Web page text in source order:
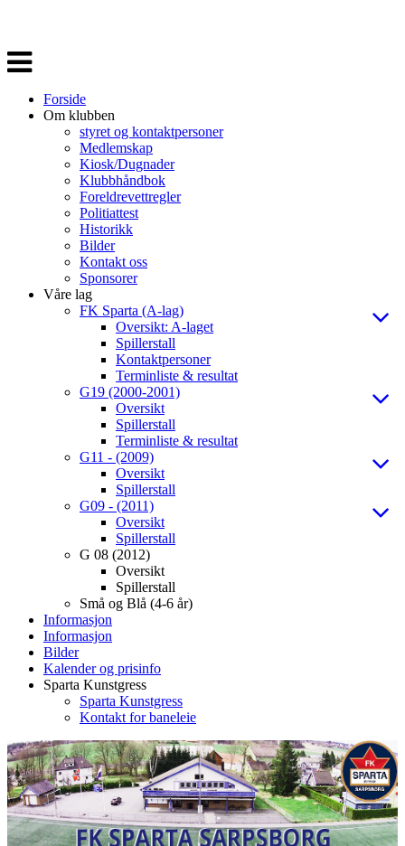
Veksle
navigasjon
Forside
Om klubben
styret og kontaktpersoner
Medlemskap
Kiosk/Dugnader
Klubbhåndbok
Foreldrevettregler
Politiattest
Historikk
Bilder
Kontakt oss
Sponsorer
Våre lag
FK Sparta (A-lag)
Oversikt: A-laget
Spillerstall
Kontaktpersoner
Terminliste & resultat
G19 (2000-2001)
Oversikt
Spillerstall
Terminliste & resultat
G11 - (2009)
Oversikt
Spillerstall
G09 - (2011)
Oversikt
Spillerstall
G 08 (2012)
Oversikt
Spillerstall
Små og Blå (4-6 år)
Informasjon
Informasjon
Bilder
Kalender og prisinfo
Sparta Kunstgress
Sparta Kunstgress
Kontakt for baneleie